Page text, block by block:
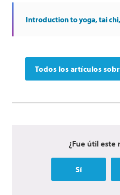
Introduction to yoga, tai
Todos los artículos
¿Fue útil este
Sí